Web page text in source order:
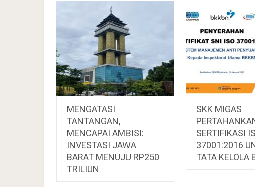
MENGATASI
TANTANGAN,
MENCAPAI AMBISI:
INVESTASI JAWA
BARAT MENUJU RP250
TRILIUN
SKK MIGAS
SERTIFIKASI
37001:2016
TATA KELOLA